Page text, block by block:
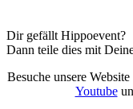
Dir gefällt Hippoevent?
Dann teile dies mit
Besuche unsere
Youtube